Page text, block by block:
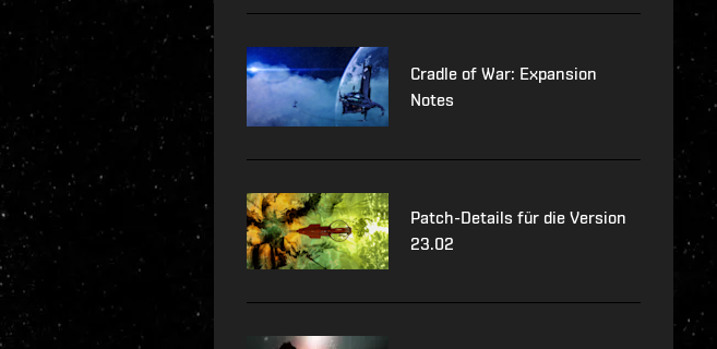
Cradle of War: Expansion
Notes
Patch-Details für die Version
23.02